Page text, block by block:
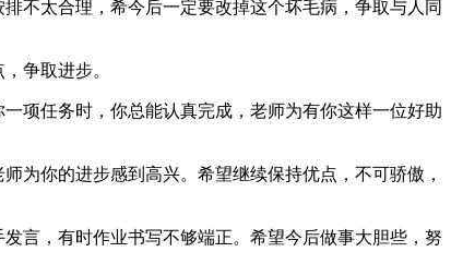
太合理，希今后一定要改掉这个坏毛病，争取与人同
争取进步。
项任务时，你总能认真完成，老师为有你这样一位好助
你的进步感到高兴。希望继续保持优点，不可骄傲，
言，有时作业书写不够端正。希望今后做事大胆些，努